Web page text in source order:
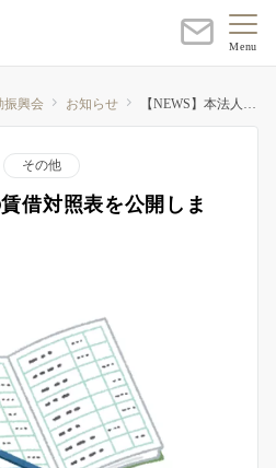
Menu
振興会 お知らせ 【NEWS】本法人の賃借対照表を公開します！
その他
借対照表を公開しま